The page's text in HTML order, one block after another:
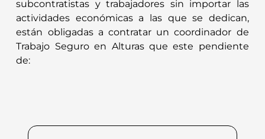
subcontratistas y trabajadores sin importar las
actividades económicas a las que se dedican,
están obligadas a contratar un coordinador de
Trabajo Seguro en Alturas que este pendiente
de: